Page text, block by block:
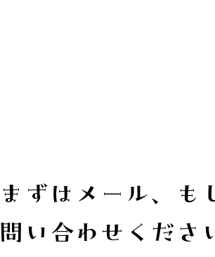
まずはメール、も
問い合わせくださ